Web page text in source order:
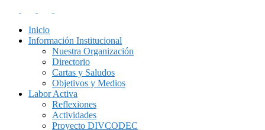
Inicio
Información Institucional
Nuestra Organización
Directorio
Cartas y Saludos
Objetivos y Medios
Labor Activa
Reflexiones
Actividades
Proyecto DIVCODEC